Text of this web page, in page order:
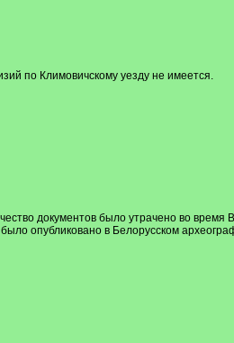
по Климовичскому уезду не имеется.
документов было утрачено во время
опубликовано в Белорусском